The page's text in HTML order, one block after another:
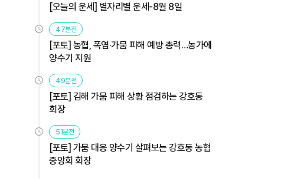
[오늘의 운세] 별자리별 운세-8월 8일
47분전
[포토] 농협, 폭염·가뭄 피해 예방 총력…농가에
양수기 지원
49분전
[포토] 김해 가뭄 피해 상황 점검하는 강호동
회장
51분전
[포토] 가뭄 대응 양수기 살펴보는 강호동 농협
중앙회 회장